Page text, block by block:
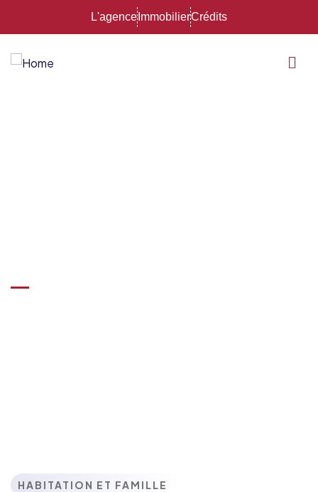
L'agence ImmobilierCrédits
HABITATION ET FAMILLE